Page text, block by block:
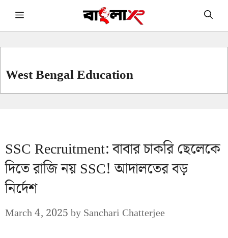
Skip Menu
West Bengal Education
SSC Recruitment: বাবার চাকরি ছেলেকে
দিতে রাজি নয় SSC! আদালতের বড়
নির্দেশ
March 4, 2025bySanchari Chatterjee